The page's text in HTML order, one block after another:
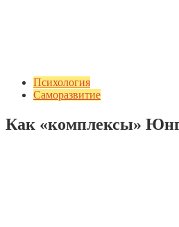
Психология
Саморазвитие
Как «комплексы»